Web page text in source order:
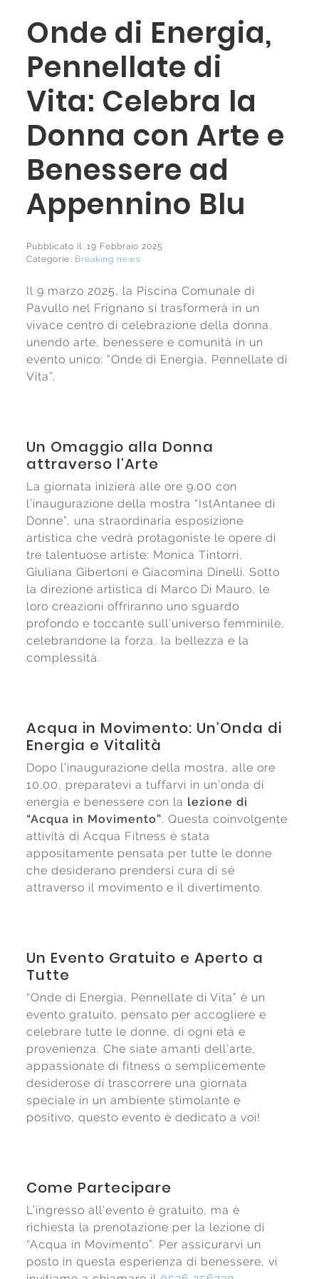
Onde di Energia,
Pennellate di
Vita: Celebra la
Donna con Arte e
Benessere ad
Appennino Blu
Pubblicato il: 19 Febbraio 2025
Categorie: Breaking news
Il 9 marzo 2025, la Piscina Comunale di
Pavullo nel Frignano si trasformerà in un
vivace centro di celebrazione della donna,
unendo arte, benessere e comunità in un
evento unico: “Onde di Energia, Pennellate di
Vita”.
Un Omaggio alla Donna
attraverso l’Arte
La giornata inizierà alle ore 9.00 con
l’inaugurazione della mostra “IstAntanee di
Donne”, una straordinaria esposizione
artistica che vedrà protagoniste le opere di
tre talentuose artiste: Monica Tintorri,
Giuliana Gibertoni e Giacomina Dinelli. Sotto
la direzione artistica di Marco Di Mauro, le
loro creazioni offriranno uno sguardo
profondo e toccante sull’universo femminile,
celebrandone la forza, la bellezza e la
complessità.
Acqua in Movimento: Un’Onda di
Energia e Vitalità
Dopo l’inaugurazione della mostra, alle ore
10.00, preparatevi a tuffarvi in un’onda di
energia e benessere con la lezione di
“Acqua in Movimento”. Questa coinvolgente
attività di Acqua Fitness è stata
appositamente pensata per tutte le donne
che desiderano prendersi cura di sé
attraverso il movimento e il divertimento.
Un Evento Gratuito e Aperto a
Tutte
“Onde di Energia, Pennellate di Vita” è un
evento gratuito, pensato per accogliere e
celebrare tutte le donne, di ogni età e
provenienza. Che siate amanti dell’arte,
appassionate di fitness o semplicemente
desiderose di trascorrere una giornata
speciale in un ambiente stimolante e
positivo, questo evento è dedicato a voi!
Come Partecipare
L’ingresso all’evento è gratuito, ma è
richiesta la prenotazione per la lezione di
“Acqua in Movimento”. Per assicurarvi un
posto in questa esperienza di benessere, vi